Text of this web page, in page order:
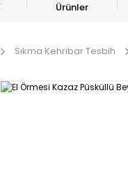
Ürünler
Sıkma Kehribar Tesbih